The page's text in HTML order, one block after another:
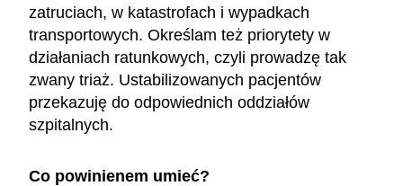
zatruciach, w katastrofach i wypadkach
transportowych. Określam też priorytety w
działaniach ratunkowych, czyli prowadzę tak
zwany triaż. Ustabilizowanych pacjentów
przekazuję do odpowiednich oddziałów
szpitalnych.
Co powinienem umieć?